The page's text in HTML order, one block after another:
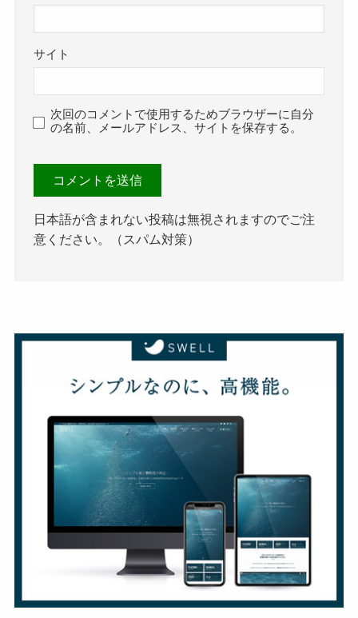
サイト
次回のコメントで使用するためブラウザーに自分
の名前、メールアドレス、サイトを保存する。
日本語が含まれない投稿は無視されますのでご注
意ください。（スパム対策）